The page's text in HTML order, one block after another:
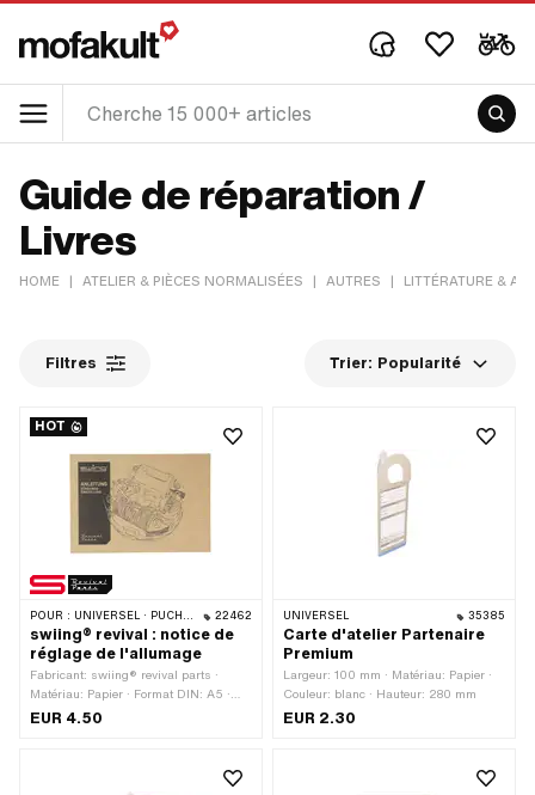
Guide de réparation /
Livres
HOME | ATELIER & PIÈCES NORMALISÉES | AUTRES | LITTÉRATURE &
Filtres Trier: Popularité
HOT
POUR : UNIVERSEL · PUCH · SACHS · PIAGGIO · ZÜNDAPP BELMONDO 22462
swiing® revival : notice de
réglage de l'allumage
Fabricant: swiing® revival parts ·
Matériau: Papier · Format DIN: A5 ·
Nombre de pages: 17 pcs · Langue:
EUR 4.50
UNIVERSEL 35385
Carte d'atelier Partenaire
Premium
Largeur: 100 mm · Matériau: Papier ·
Couleur: blanc · Hauteur: 280 mm
EUR 2.30